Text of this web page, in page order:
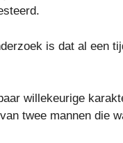
is dat al een
willekeurige
twee mannen die